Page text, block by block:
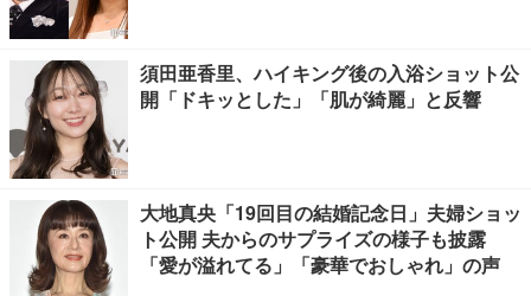
須田亜香里、ハイキング後の入浴ショット公
開「ドキッとした」「肌が綺麗」と反響
大地真央「19回目の結婚記念日」夫婦ショッ
ト公開 夫からのサプライズの様子も披露
「愛が溢れてる」「豪華でおしゃれ」の声